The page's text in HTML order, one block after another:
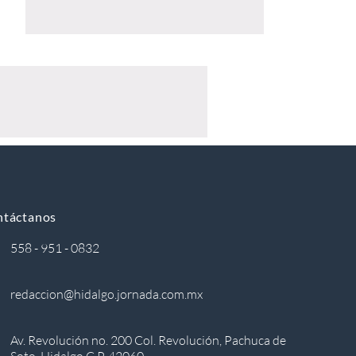
558 - 951 - 0832
redaccion@hidalgo.jornada.com.mx
Av. Revolución no. 200 Col. Revolución, Pachuca de